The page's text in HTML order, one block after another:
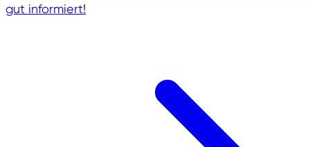
gut informiert!